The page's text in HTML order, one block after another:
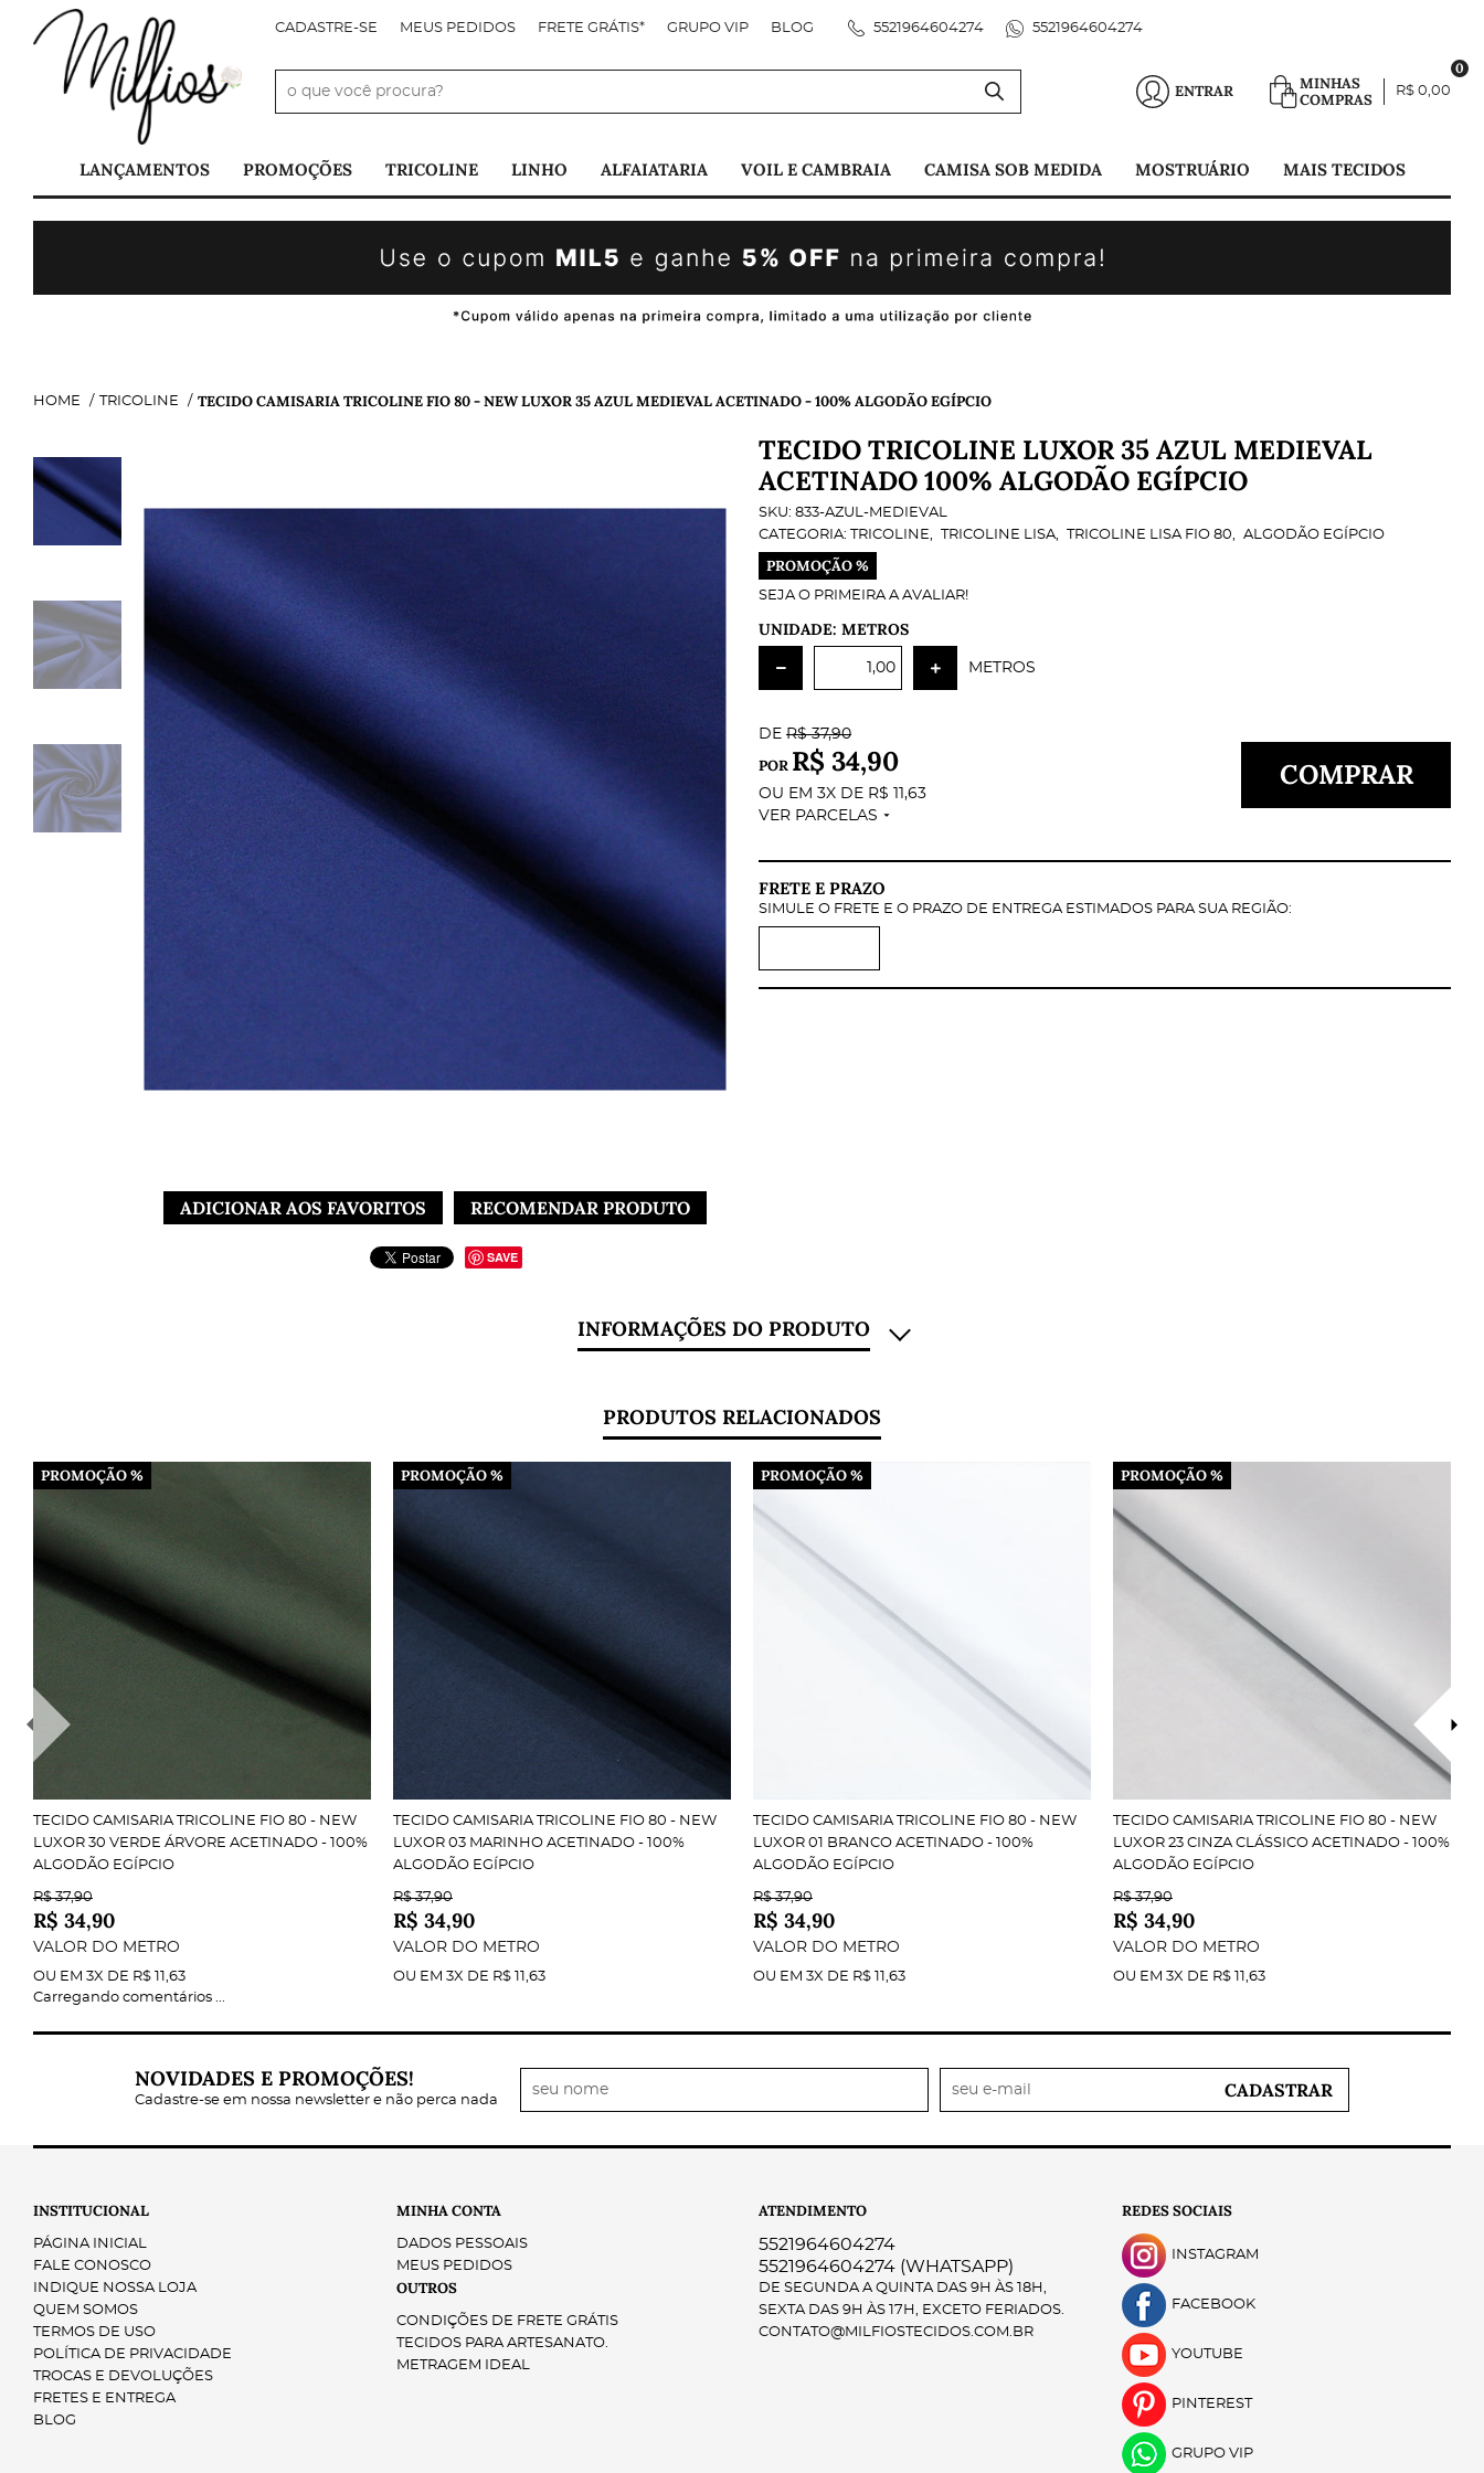
CADASTRE-SE MEUS PEDIDOS FRETE GRÁTIS* GRUPO VIP BLOG 5521964604274 5521964604274
ENTRAR
MINHAS
COMPRAS
0
R$ 0,00
LANÇAMENTOS PROMOÇÕES TRICOLINE LINHO ALFAIATARIA VOIL E CAMBRAIA CAMISA SOB MEDIDA MOSTRUÁRIO MAIS TECIDOS
HOME TRICOLINE TECIDO CAMISARIA TRICOLINE FIO 80 - NEW LUXOR 35 AZUL MEDIEVAL ACETINADO - 100% ALGODÃO EGÍPCIO
ADICIONAR AOS FAVORITOS RECOMENDAR PRODUTO
SAVE
TECIDO TRICOLINE LUXOR 35 AZUL MEDIEVAL
ACETINADO 100% ALGODÃO EGÍPCIO
SKU: 833-AZUL-MEDIEVAL
CATEGORIA: TRICOLINE TRICOLINE LISA TRICOLINE LISA FIO 80 ALGODÃO EGÍPCIO
PROMOÇÃO %
SEJA O PRIMEIRA A AVALIAR!
UNIDADE: METROS
METROS
DE R$ 37,90
POR R$ 34,90
OU EM 3X DE R$ 11,63
VER PARCELAS
COMPRAR
FRETE E PRAZO
SIMULE O FRETE E O PRAZO DE ENTREGA ESTIMADOS PARA SUA REGIÃO:
INFORMAÇÕES DO PRODUTO
Titulagem de fios:
Acabamento:
Alta Durabilidade
Caimento Perfeito
Lavagem
Secagem
Passagem a Ferro
Armazenamento
PRODUTOS RELACIONADOS
PROMOÇÃO %
TECIDO CAMISARIA TRICOLINE FIO 80 - NEW
LUXOR 30 VERDE ÁRVORE ACETINADO - 100%
ALGODÃO EGÍPCIO
R$ 37,90
R$ 34,90
VALOR DO METRO
OU EM 3X DE R$ 11,63
PROMOÇÃO %
TECIDO CAMISARIA TRICOLINE FIO 80 - NEW
LUXOR 03 MARINHO ACETINADO - 100%
ALGODÃO EGÍPCIO
R$ 37,90
R$ 34,90
VALOR DO METRO
OU EM 3X DE R$ 11,63
PROMOÇÃO %
TECIDO CAMISARIA TRICOLINE FIO 80 - NEW
LUXOR 01 BRANCO ACETINADO - 100%
ALGODÃO EGÍPCIO
R$ 37,90
R$ 34,90
VALOR DO METRO
OU EM 3X DE R$ 11,63
PROMOÇÃO %
TECIDO CAMISARIA TRICOLINE FIO 80 - NEW
LUXOR 23 CINZA CLÁSSICO ACETINADO - 100%
ALGODÃO EGÍPCIO
R$ 37,90
R$ 34,90
VALOR DO METRO
OU EM 3X DE R$ 11,63
Carregando comentários ...
NOVIDADES E PROMOÇÕES!
Cadastre-se em nossa newsletter e não perca nada CADASTRAR
INSTITUCIONAL
PÁGINA INICIAL
FALE CONOSCO
INDIQUE NOSSA LOJA
QUEM SOMOS
TERMOS DE USO
POLÍTICA DE PRIVACIDADE
TROCAS E DEVOLUÇÕES
FRETES E ENTREGA
BLOG
MINHA CONTA
DADOS PESSOAIS
MEUS PEDIDOS
OUTROS
CONDIÇÕES DE FRETE GRÁTIS
TECIDOS PARA ARTESANATO.
METRAGEM IDEAL
ATENDIMENTO
5521964604274
5521964604274 (WHATSAPP)
DE SEGUNDA A QUINTA DAS 9H ÀS 18H,
SEXTA DAS 9H ÀS 17H, EXCETO FERIADOS.
CONTATO@MILFIOSTECIDOS.COM.BR
REDES SOCIAIS
INSTAGRAM
FACEBOOK
YOUTUBE
PINTEREST
GRUPO VIP